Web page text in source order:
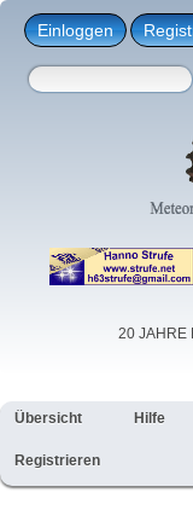
Einloggen
20 JAHRE
Übersicht Hilfe
Registrieren